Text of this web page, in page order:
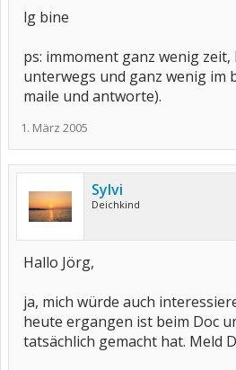
lg bine
ps: immoment ganz wenig zeit,
unterwegs und ganz wenig im
maile und antworte).
1. März 2005
Sylvi
Deichkind
Hallo Jörg,
ja, mich würde auch
heute ergangen ist beim Doc
tatsächlich gemacht hat. Meld